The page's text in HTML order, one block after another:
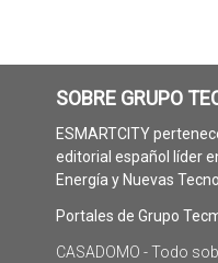
SOBRE GRUPO
ESMARTCITY
editorial español líder
Energía y Nuevas
Portales de Grupo
CASADOMO - Todo